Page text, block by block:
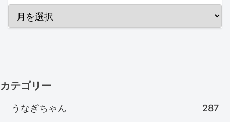
カテゴリー
うなぎちゃん 287